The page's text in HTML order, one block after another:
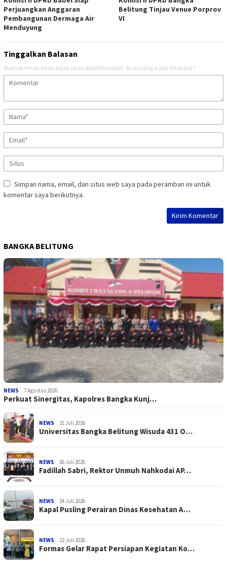
Perjuangkan Anggaran
Pembangunan Dermaga Air
Menduyung
Belitung Tinjau Venue Porprov
VI
Tinggalkan Balasan
Alamat email Anda tidak akan dipublikasikan. Ruas yang wajib ditandai *
Simpan nama, email, dan situs web saya pada peramban ini untuk
komentar saya berikutnya.
BANGKA BELITUNG
NEWS 7 Agustus 2026
Perkuat Sinergitas, Kapolres Bangka Kunj…
NEWS 31 Juli 2026
Universitas Bangka Belitung Wisuda 431 O…
NEWS 26 Juli 2026
Fadillah Sabri, Rektor Unmuh Nahkodai AP…
NEWS 24 Juli 2026
Kapal Pusling Perairan Dinas Kesehatan A…
NEWS 22 Juli 2026
Formas Gelar Rapat Persiapan Kegiatan Ko…